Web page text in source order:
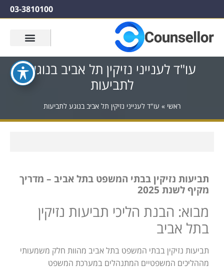
03-3810100
עו"ד לענייני נזיקין תל אביב בנוגע
לתביעות
ראשי » עו"ד לענייני נזיקין תל אביב בנוגע לתביעות
תביעות נזיקין בבתי המשפט בתל אביב – מדריך
מקיף לשנת 2025
מבוא: הבנת הליכי תביעות נזיקין
בתל אביב
תביעות נזיקין בבתי המשפט בתל אביב מהוות חלק משמעותי
מההליכים המשפטיים המתנהלים במערכת המשפט